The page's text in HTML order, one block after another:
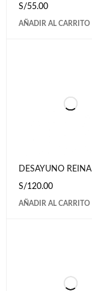
S/55.00
AÑADIR AL CARRITO
DESAYUNO REINA
S/120.00
AÑADIR AL CARRITO